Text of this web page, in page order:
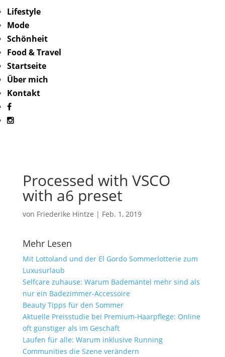
Lifestyle
Mode
Schönheit
Food & Travel
Startseite
Über mich
Kontakt
Processed with VSCO
with a6 preset
von Friederike Hintze | Feb. 1, 2019
Mehr Lesen
Mit Lottoland und der El Gordo Sommerlotterie zum
Luxusurlaub
Selfcare zuhause: Warum Bademäntel mehr sind als
nur ein Badezimmer-Accessoire
Beauty Tipps für den Sommer
Aktuelle Preisstudie bei Premium-Haarpflege: Online
oft günstiger als im Geschäft
Laufen für alle: Warum inklusive Running
Communities die Szene verändern